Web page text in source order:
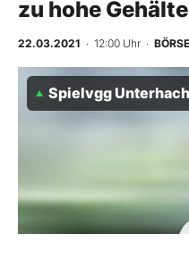
Finanz-Check
Abo & Shop
BO-Musterdepots
zu hohe
22.03.2021 · 12:00 Uhr ·
Spielvgg